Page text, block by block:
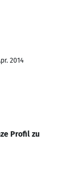
2014
Profil zu